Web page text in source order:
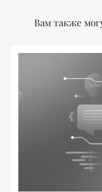
Вам также